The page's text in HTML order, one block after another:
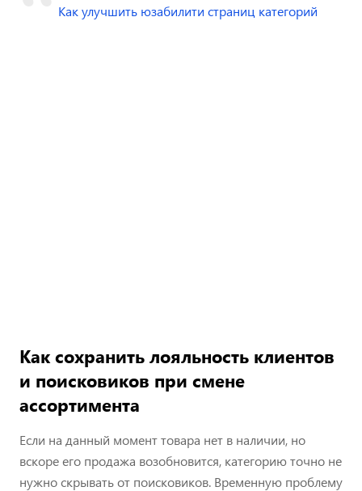
Как улучшить юзабилити страниц категорий
Как сохранить лояльность клиентов
и поисковиков при смене
ассортимента
Если на данный момент товара нет в наличии, но
вскоре его продажа возобновится, категорию точно не
нужно скрывать от поисковиков. Временную проблему